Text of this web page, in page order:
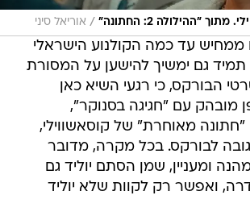
"ההילולה 2: החתונה" / אוריאל סיני
2" גם ממחיש עד כמה הקולנוע הישראלי
גם ימשיך להישען על המסורת
הבורקס, כי רגעי השיא כאן
מובהק עם "חגיגה בסנוקר",
מאוחרת" של קוסאשווילי,
לבורקס. בכל מקרה, מדובר
ומעניין, שמן הסתם יוליד גם
ואפשר רק לקוות שלא יוליד